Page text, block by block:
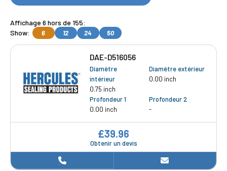
Affichage 6 hors de 155:
Show:
6 12 24 50
DAE-D516056
Diamètre
intérieur
0.75 inch
Diamètre extérieur
0.00 inch
Profondeur 1
0.00 inch
Profondeur 2
-
Obtenir un devis
£39.96